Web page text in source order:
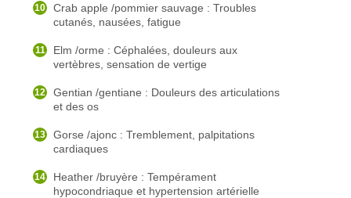
Crab apple /pommier sauvage : Troubles
cutanés, nausées, fatigue
Elm /orme : Céphalées, douleurs aux
vertèbres, sensation de vertige
Gentian /gentiane : Douleurs des articulations
et des os
Gorse /ajonc : Tremblement, palpitations
cardiaques
Heather /bruyère : Tempérament
hypocondriaque et hypertension artérielle